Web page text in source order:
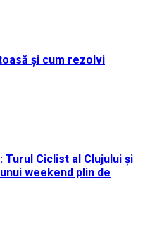
și cum rezolvi
Ciclist al Clujului și
weekend plin de